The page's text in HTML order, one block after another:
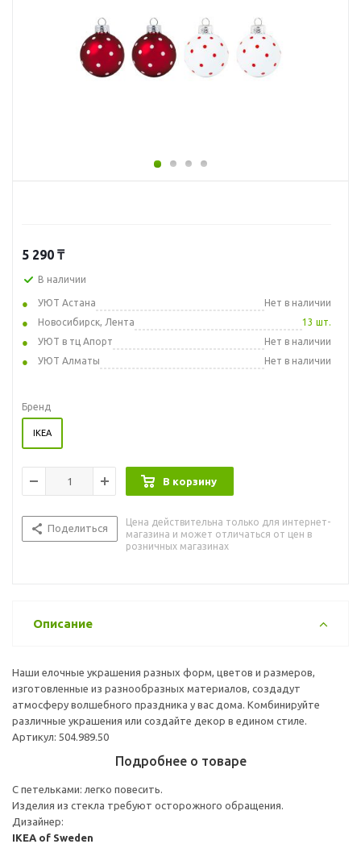
5 290 ₸
В наличии
УЮТ Астана
Нет в наличии
Новосибирск, Лента
13 шт.
УЮТ в тц Апорт
Нет в наличии
УЮТ Алматы
Нет в наличии
Бренд
IKEA
В корзину
Поделиться
Цена действительна только для интернет-
магазина и может отличаться от цен в
розничных магазинах
Описание
Наши елочные украшения разных форм, цветов и размеров,
изготовленные из разнообразных материалов, создадут
атмосферу волшебного праздника у вас дома. Комбинируйте
различные украшения или создайте декор в едином стиле.
Артикул: 504.989.50
Подробнее о товаре
С петельками: легко повесить.
Изделия из стекла требуют осторожного обращения.
Дизайнер:
IKEA of Sweden